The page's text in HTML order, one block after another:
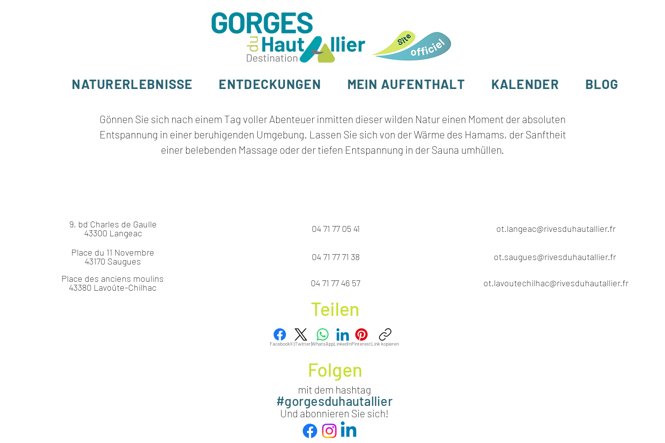
NATURERLEBNISSE ENTDECKUNGEN MEIN AUFENTHALT KALENDER BLOG
Gönnen Sie sich nach einem Tag voller Abenteuer inmitten dieser wilden Natur einen Moment der absoluten
Entspannung in einer beruhigenden Umgebung. Lassen Sie sich von der Wärme des Hamams, der Sanftheit
einer belebenden Massage oder der tiefen Entspannung in der Sauna umhüllen.
9, bd Charles de Gaulle
43300 Langeac
Place du 11 Novembre
43170 Saugues
Place des anciens moulins
43380 Lavoûte-Chilhac
04 71 77 05 41
04 71 77 71 38
04 71 77 46 57
ot.langeac@rivesduhautallier.fr
ot.saugues@rivesduhautallier.fr
ot.lavoutechilhac@rivesduhautallier.fr
Teilen
FacebookX (Twitter)WhatsAppLinkedInPinterestLink kopieren
Folgen
mit dem hashtag
#gorgesduhautallier
Und abonnieren Sie sich!